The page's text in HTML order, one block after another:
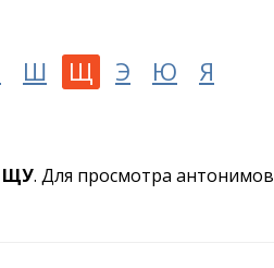
Ш Щ Э Ю Я
ЩУ. Для просмотра антонимов